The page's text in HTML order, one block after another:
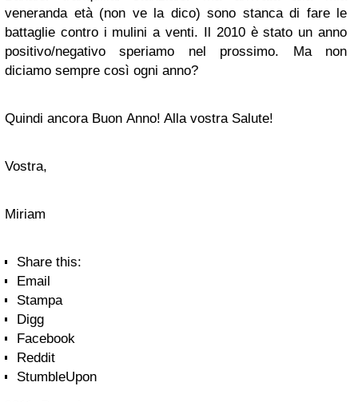
veneranda età (non ve la dico) sono stanca di fare le
battaglie contro i mulini a venti. Il 2010 è stato un anno
positivo/negativo speriamo nel prossimo. Ma non
diciamo sempre così ogni anno?
Quindi ancora Buon Anno! Alla vostra Salute!
Vostra,
Miriam
Share this:
Email
Stampa
Digg
Facebook
Reddit
StumbleUpon